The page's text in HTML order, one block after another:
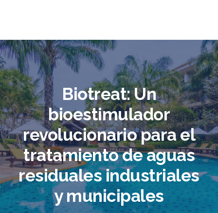
Biotreat: Un
bioestimulador
revolucionario para el
tratamiento de aguas
residuales industriales
y municipales